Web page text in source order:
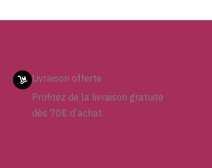
Livraison offerte
Profitez de la livraison gratuite
dès 70€ d’achat.